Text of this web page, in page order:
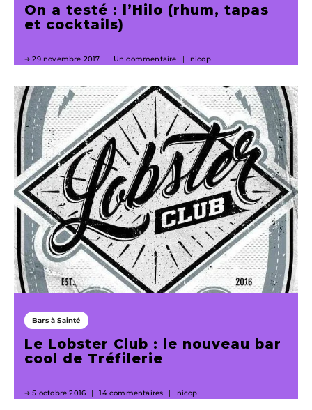
On a testé : l’Hilo (rhum, tapas
et cocktails)
29 novembre 2017 Un commentaire nicop
Bars à Sainté
Le Lobster Club : le nouveau bar
cool de Tréfilerie
5 octobre 2016 14 commentaires nicop